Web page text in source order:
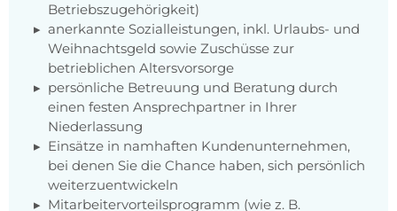
Betriebszugehörigkeit)
anerkannte Sozialleistungen, inkl. Urlaubs- und
Weihnachtsgeld sowie Zuschüsse zur
betrieblichen Altersvorsorge
persönliche Betreuung und Beratung durch
einen festen Ansprechpartner in Ihrer
Niederlassung
Einsätze in namhaften Kundenunternehmen,
bei denen Sie die Chance haben, sich persönlich
weiterzuentwickeln
Mitarbeitervorteilsprogramm (wie z. B.